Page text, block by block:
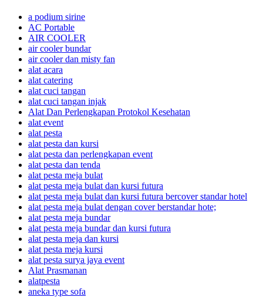
a podium sirine
AC Portable
AIR COOLER
air cooler bundar
air cooler dan misty fan
alat acara
alat catering
alat cuci tangan
alat cuci tangan injak
Alat Dan Perlengkapan Protokol Kesehatan
alat event
alat pesta
alat pesta dan kursi
alat pesta dan perlengkapan event
alat pesta dan tenda
alat pesta meja bulat
alat pesta meja bulat dan kursi futura
alat pesta meja bulat dan kursi futura bercover standar hotel
alat pesta meja bulat dengan cover berstandar hote;
alat pesta meja bundar
alat pesta meja bundar dan kursi futura
alat pesta meja dan kursi
alat pesta meja kursi
alat pesta surya jaya event
Alat Prasmanan
alatpesta
aneka type sofa